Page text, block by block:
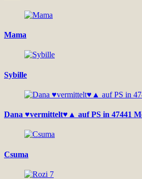
Mama
Sybille
Dana ♥vermittelt♥▲ auf PS in 47441
Csuma